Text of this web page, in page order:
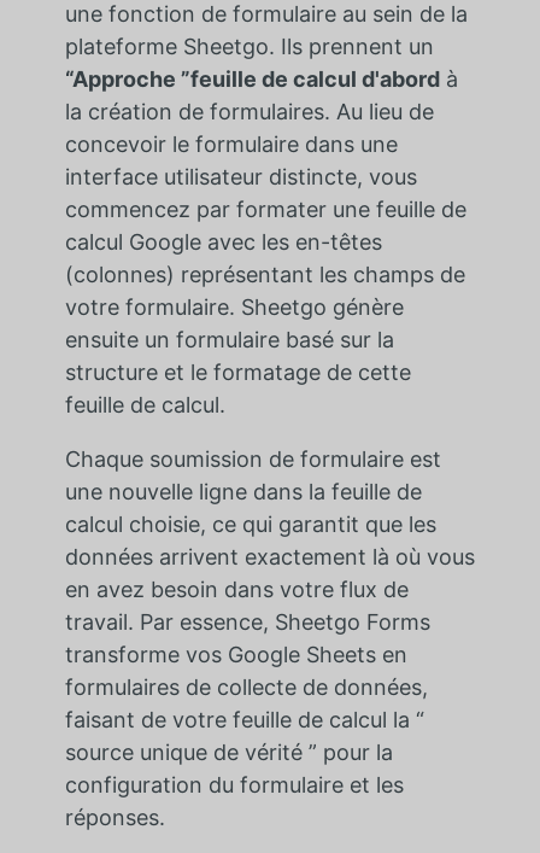
une fonction de formulaire au sein de la
plateforme Sheetgo. Ils prennent un
“Approche ”feuille de calcul d'abordà
la création de formulaires. Au lieu de
concevoir le formulaire dans une
interface utilisateur distincte, vous
commencez par formater une feuille de
calcul Google avec les en-têtes
(colonnes) représentant les champs de
votre formulaire. Sheetgo génère
ensuite un formulaire basé sur la
structure et le formatage de cette
feuille de calcul.
Chaque soumission de formulaire est
une nouvelle ligne dans la feuille de
calcul choisie, ce qui garantit que les
données arrivent exactement là où vous
en avez besoin dans votre flux de
travail. Par essence, Sheetgo Forms
transforme vos Google Sheets en
formulaires de collecte de données,
faisant de votre feuille de calcul la “
source unique de vérité ” pour la
configuration du formulaire et les
réponses.